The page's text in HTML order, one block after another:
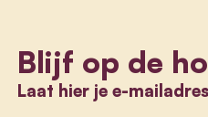
Blijf op de
Laat hier je e-